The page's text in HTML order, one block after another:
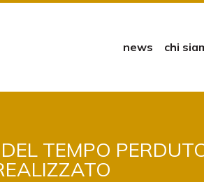
news chi
TEMPO